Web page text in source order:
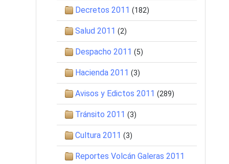
Decretos 2011 (182)
Salud 2011 (2)
Despacho 2011 (5)
Hacienda 2011 (3)
Avisos y Edictos 2011 (289)
Tránsito 2011 (3)
Cultura 2011 (3)
Reportes Volcán Galeras 2011